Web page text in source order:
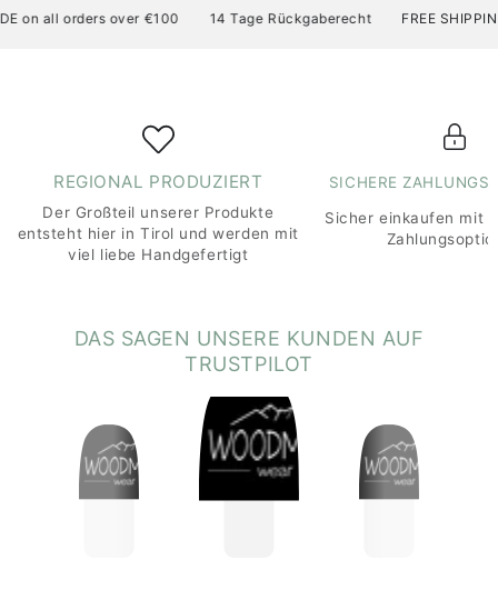
Einfach den gewünschten Betrag auswählen und Freude
on all orders over €100 14 Tage Rückgaberecht FREE
REGIONAL PRODUZIERT
Der Großteil unserer Produkte
entsteht hier in Tirol und werden mit
viel liebe Handgefertigt
SICHERE
Sicher einkaufen mit
DAS SAGEN UNSERE KUNDEN AUF
TRUSTPILOT